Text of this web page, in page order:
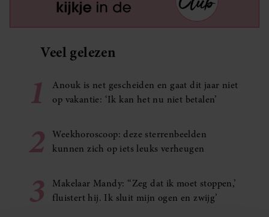
Veel gelezen
1
Anouk is net gescheiden en gaat dit jaar niet
op vakantie: ‘Ik kan het nu niet betalen’
2
Weekhoroscoop: deze sterrenbeelden
kunnen zich op iets leuks verheugen
3
Makelaar Mandy: ‘‘Zeg dat ik moet stoppen,’
fluistert hij. Ik sluit mijn ogen en zwijg’